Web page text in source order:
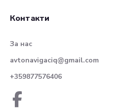
Контакти
За нас
avtonavigaciq@gmail.com
+359877576406